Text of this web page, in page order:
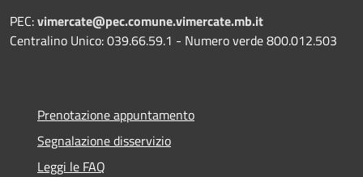
PEC:vimercate@pec.comune.vimercate.mb.it
Centralino Unico: 039.66.59.1 - Numero verde 800.012.503
Prenotazione appuntamento
Segnalazione disservizio
Leggi le FAQ